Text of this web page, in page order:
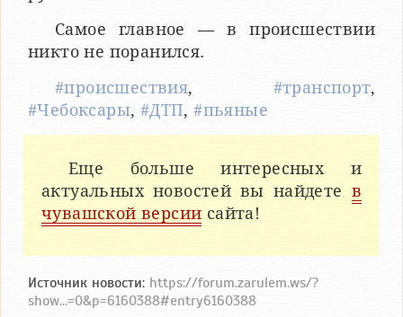
Самое главное — в происшествии
никто не поранился.
#происшествия, #транспорт,
#Чебоксары, #ДТП,#пьяные
Еще больше интересных и
актуальных новостей вы найдете в
чувашской версии сайта!
Источник новости: https://forum.zarulem.ws/?
show...=0&p=6160388#entry6160388